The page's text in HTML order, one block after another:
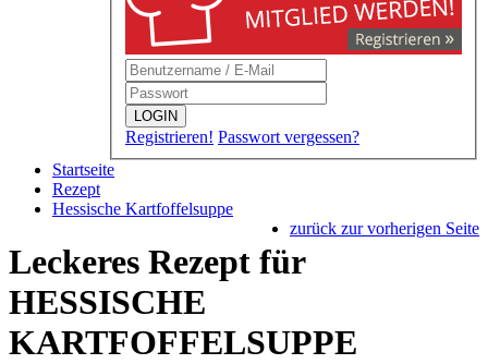
LOGIN
Registrieren! Passwort vergessen?
Startseite
Rezept
Hessische Kartfoffelsuppe
zurück zur vorherigen Seite
Leckeres Rezept für
HESSISCHE
KARTFOFFELSUPPE